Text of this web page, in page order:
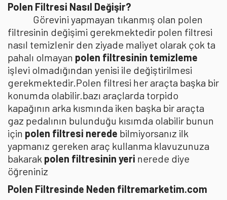
Polen Filtresi Nasıl Değişir?
Görevini yapmayan tıkanmış olan polen
filtresinin değişimi gerekmektedir polen filtresi
nasıl temizlenir den ziyade maliyet olarak çok ta
pahalı olmayan polen filtresinin temizleme
işlevi olmadığından yenisi ile değiştirilmesi
gerekmektedir.Polen filtresi her araçta başka bir
konumda olabilir.bazı araçlarda torpido
kapağının arka kısmında iken başka bir araçta
gaz pedalının bulunduğu kısımda olabilir bunun
için polen filtresi nerede bilmiyorsanız ilk
yapmanız gereken araç kullanma klavuzunuza
bakarak polen filtresinin yeri nerede diye
öğreniniz
Polen Filtresinde Neden filtremarketim.com